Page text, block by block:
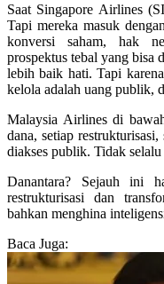
Saat Singapore Airlines
Tapi mereka masuk
konversi saham, hak
prospektus tebal yang bisa
lebih baik hati. Tapi
kelola adalah uang publik,
Malaysia Airlines di
dana, setiap
diakses publik. Tidak
Danantara? Sejauh ini
restrukturisasi dan
bahkan menghina
Baca Juga: